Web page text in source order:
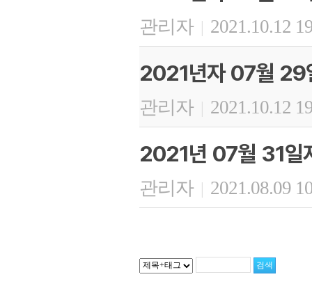
관리자 | 2021.10.12
2021년자 07월 29
관리자 | 2021.10.12
2021년 07월 31일
관리자 | 2021.08.09